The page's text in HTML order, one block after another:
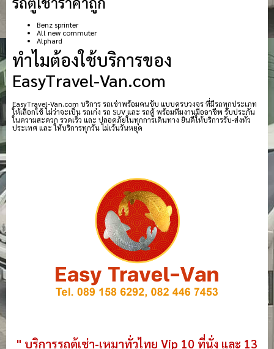
Benz sprinter
All new commuter
Alphard
ทำไมต้องใช้บริการของ
EasyTravel-Van.com
EasyTravel-Van.com บริการ รถเช่าพร้อมคนขับ แบบครบวงจร ที่มีรถทุกประเภท
ให้เลือกใช้ ไม่ว่าจะเป็น รถเก๋ง รถ SUV และ รถตู้ พร้อมทีมงานมืออาชีพ รับประกัน
ในความสะดวก รวดเร็ว และ ปลอดภัยในทุกการเดินทาง ยินดีให้บริการรับ-ส่งทั่ว
ประเทศ และ ให้บริการทุกวัน ไม่เว้นวันหยุด
" บริการรถตู้เช่า-เหมาทั่วไทย Vip 10 ที่นั่ง และ 13